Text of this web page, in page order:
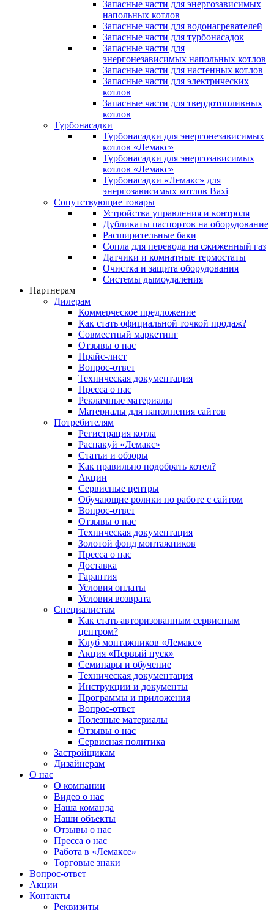
Запасные части для энергозависимых
напольных котлов
Запасные части для водонагревателей
Запасные части для турбонасадок
Запасные части для
энергонезависимых напольных котлов
Запасные части для настенных котлов
Запасные части для электрических
котлов
Запасные части для твердотопливных
котлов
Турбонасадки
Турбонасадки для энергонезависимых
котлов «Лемакс»
Турбонасадки для энергозависимых
котлов «Лемакс»
Турбонасадки «Лемакс» для
энергозависимых котлов Baxi
Сопутствующие товары
Устройства управления и контроля
Дубликаты паспортов на оборудование
Расширительные баки
Сопла для перевода на сжиженный газ
Датчики и комнатные термостаты
Очистка и защита оборудования
Системы дымоудаления
Партнерам
Дилерам
Коммерческое предложение
Как стать официальной точкой продаж?
Совместный маркетинг
Отзывы о нас
Прайс-лист
Вопрос-ответ
Техническая документация
Пресса о нас
Рекламные материалы
Материалы для наполнения сайтов
Потребителям
Регистрация котла
Распакуй «Лемакс»
Статьи и обзоры
Как правильно подобрать котел?
Акции
Сервисные центры
Обучающие ролики по работе с сайтом
Вопрос-ответ
Отзывы о нас
Техническая документация
Золотой фонд монтажников
Пресса о нас
Доставка
Гарантия
Условия оплаты
Условия возврата
Специалистам
Как стать авторизованным сервисным
центром?
Клуб монтажников «Лемакс»
Акция «Первый пуск»
Семинары и обучение
Техническая документация
Инструкции и документы
Программы и приложения
Вопрос-ответ
Полезные материалы
Отзывы о нас
Сервисная политика
Застройщикам
Дизайнерам
О нас
О компании
Видео о нас
Наша команда
Наши объекты
Отзывы о нас
Пресса о нас
Работа в «Лемаксе»
Торговые знаки
Вопрос-ответ
Акции
Контакты
Реквизиты